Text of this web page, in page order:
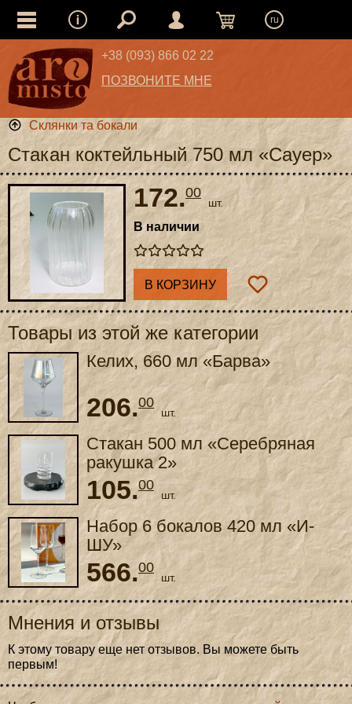
ru
+38 (093) 866 02 22
ПОЗВОНИТЕ МНЕ
Склянки та бокали
Стакан коктейльный 750 мл «Сауер»
172.00
шт.
В наличии
В КОРЗИНУ
Товары из этой же категории
Келих, 660 мл «Барва»
206.00
шт.
Стакан 500 мл «Серебряная
ракушка 2»
105.00
шт.
Набор 6 бокалов 420 мл «И-
ШУ»
566.00
шт.
Мнения и отзывы
К этому товару еще нет отзывов. Вы можете быть
первым!